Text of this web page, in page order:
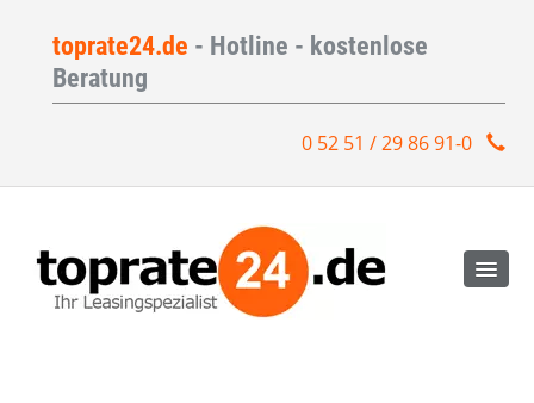
toprate24.de - Hotline - kostenlose
Beratung
0 52 51 / 29 86 91-0